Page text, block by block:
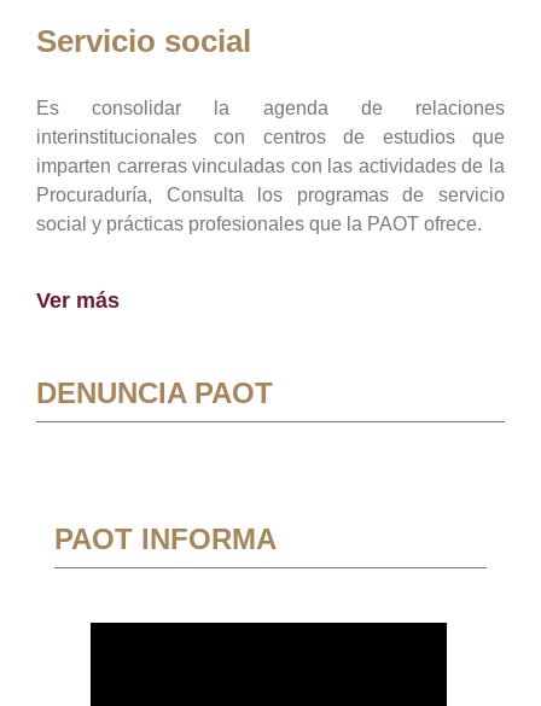
Servicio social
Es consolidar la agenda de relaciones
interinstitucionales con centros de estudios que
imparten carreras vinculadas con las actividades de la
Procuraduría, Consulta los programas de servicio
social y prácticas profesionales que la PAOT ofrece.
Ver más
DENUNCIA PAOT
PAOT INFORMA